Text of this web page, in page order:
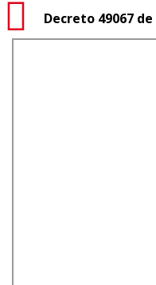
Decreto 49067 de